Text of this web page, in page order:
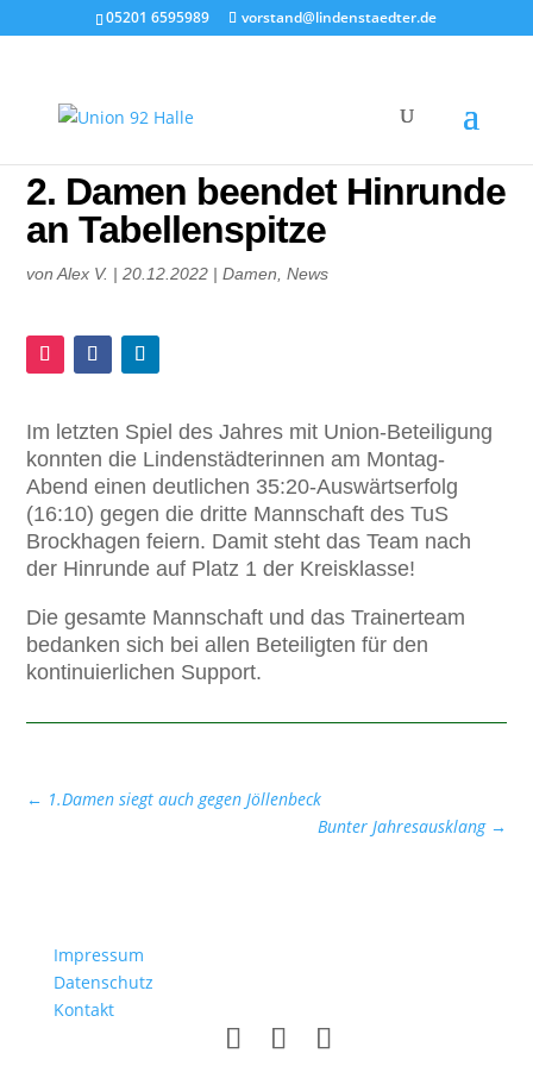
05201 6595989 vorstand@lindenstaedter.de
2. Damen beendet Hinrunde
an Tabellenspitze
vonAlex V. |20.12.2022 |Damen ,News
Im letzten Spiel des Jahres mit Union-Beteiligung
konnten die Lindenstädterinnen am Montag-
Abend einen deutlichen 35:20-Auswärtserfolg
(16:10) gegen die dritte Mannschaft des TuS
Brockhagen feiern. Damit steht das Team nach
der Hinrunde auf Platz 1 der Kreisklasse!
Die gesamte Mannschaft und das Trainerteam
bedanken sich bei allen Beteiligten für den
kontinuierlichen Support.
← 1.Damen siegt auch gegen Jöllenbeck
Bunter Jahresausklang→
Impressum
Datenschutz
Kontakt